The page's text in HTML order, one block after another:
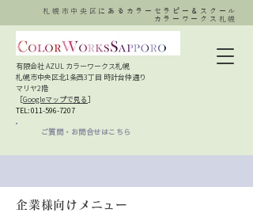
ご質問・お問合せはこちら
札幌市中央区にあるカラーセラピー＆スクール
カラーワークス札幌
有限会社 AZUL カラーワークス札幌
札幌市中央区北1条西3丁目 時計台仲通り
マリヤ2階
Googleマップで見る
TEL: 011-596-7207
企業様向けメニュー